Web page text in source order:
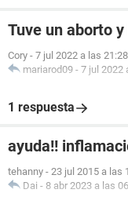
Tuve un aborto
Cory - 7 jul 2022 a las 21:28
mariarod09 - 7 jul 2022
1 respuesta
ayuda!!
tehanny - 23 jul 2015 a las
Dai - 8 abr 2023 a las